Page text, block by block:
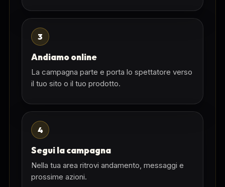
3
Andiamo online
La campagna parte e porta lo spettatore verso
il tuo sito o il tuo prodotto.
4
Segui la campagna
Nella tua area ritrovi andamento, messaggi e
prossime azioni.